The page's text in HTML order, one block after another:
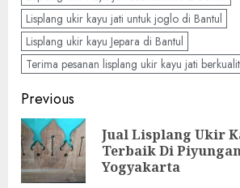
Lisplang ukir kayu jati untuk joglo di Bantul
Lisplang ukir kayu Jepara di Bantul
Terima pesanan lisplang ukir kayu jati
Previous
Jual Lisplang Ukir
Terbaik Di
Yogyakarta